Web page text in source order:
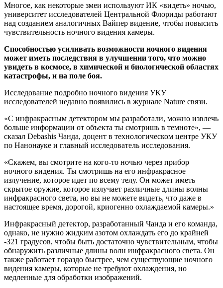
Многое, как некоторые змеи используют ИК «видеть» ночью,
университет исследователей Центральной Флориды работают
над созданием аналогичных Вайпер видение, чтобы повысить
чувствительность ночного видения камеры.
Способностью усиливать возможности ночного видения
может иметь последствия в улучшении того, что можно
увидеть в космосе, в химической и биологической областях
катастрофы, и на поле боя.
Исследование подробно ночного видения УКУ
исследователей недавно появились в журнале Nature связи.
«С инфракрасным детектором мы разработали, можно извлечь
больше информации от объекта ты смотришь в темноте», —
сказал Debashis Чанда, доцент в технологическом центре УКУ
по Нанонауке и главный исследователь исследования.
«Скажем, вы смотрите на кого-то ночью через прибор
ночного видения. Ты смотришь на его инфракрасное
излучение, которое идет по всему телу. Он может иметь
скрытое оружие, которое излучает различные длины волны
инфракрасного света, но вы не можете видеть, что даже в
настоящее время, дорогой, криогенно охлаждаемой камеры.»
Инфракрасный детектор, разработанный Чанда и его команда,
однако, не нужно жидким азотом охлаждать его до крайней
-321 градусов, чтобы быть достаточно чувствительным, чтобы
обнаружить различные длины волн инфракрасного света. Он
также работает гораздо быстрее, чем существующие ночного
видения камеры, которые не требуют охлаждения, но
медленные для обработки изображений.